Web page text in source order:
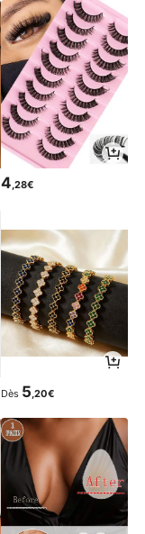
4 ,28€
Dès 5,20€